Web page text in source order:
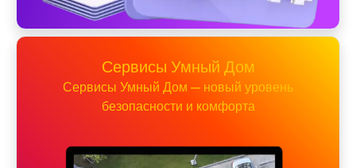
Сервисы Умный Дом
Сервисы Умный Дом — новый уровень
безопасности и комфорта